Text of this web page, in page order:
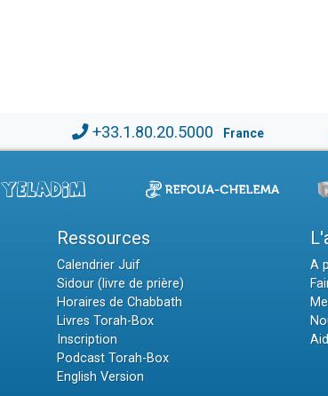
+33.1.80.20.5000 France
Ressources
Calendrier Juif
Sidour (livre de prière)
Horaires de Chabbath
Livres Torah-Box
Inscription
Podcast Torah-Box
English Version
A